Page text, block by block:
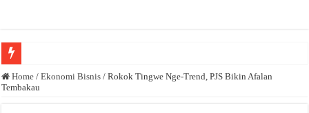
Anda butuh promosi usaha? Kontak ke Email redaksi@bisnisnasional.com
Home / Ekonomi Bisnis / Rokok Tingwe Nge-Trend, PJS Bikin Afalan
Tembakau